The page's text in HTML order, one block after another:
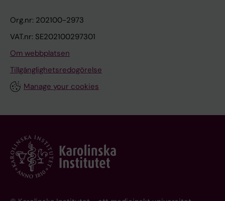
Org.nr: 202100-2973
VAT.nr: SE202100297301
Om webbplatsen
Tillgänglighetsredogörelse
Manage your cookies